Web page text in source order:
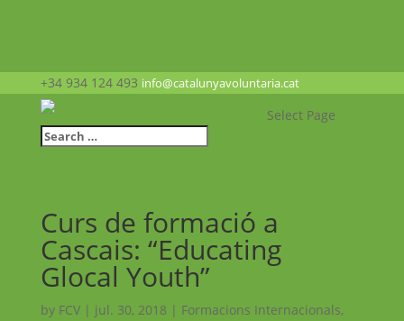
+34 934 124 493 info@catalunyavoluntaria.cat
Select Page
Curs de formació a
Cascais: “Educating
Glocal Youth”
by FCV| jul. 30, 2018 | Formacions Internacionals,